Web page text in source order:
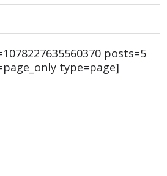
posts=5
type=page]